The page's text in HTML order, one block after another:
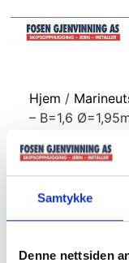
Samtykke
Denne nettsiden
Hjem /
– B=1,6
05.
B=1,6
2stk